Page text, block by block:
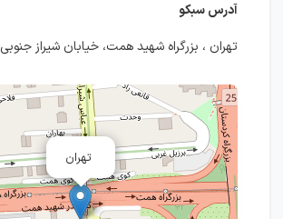
آدرس سبکو
تهران ، بزرگراه شهید همت، خیابان شیراز جنوبی
تهران